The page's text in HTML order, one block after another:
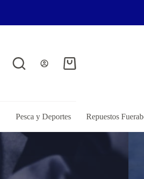
Pesca y Deportes Repuestos